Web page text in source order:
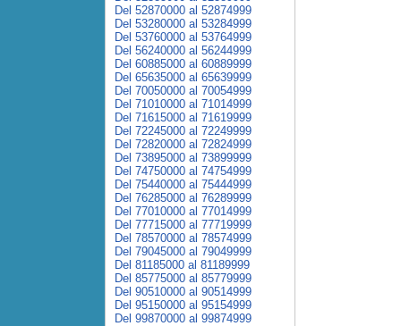
Del 52870000 al 52874999
Del 53280000 al 53284999
Del 53760000 al 53764999
Del 56240000 al 56244999
Del 60885000 al 60889999
Del 65635000 al 65639999
Del 70050000 al 70054999
Del 71010000 al 71014999
Del 71615000 al 71619999
Del 72245000 al 72249999
Del 72820000 al 72824999
Del 73895000 al 73899999
Del 74750000 al 74754999
Del 75440000 al 75444999
Del 76285000 al 76289999
Del 77010000 al 77014999
Del 77715000 al 77719999
Del 78570000 al 78574999
Del 79045000 al 79049999
Del 81185000 al 81189999
Del 85775000 al 85779999
Del 90510000 al 90514999
Del 95150000 al 95154999
Del 99870000 al 99874999